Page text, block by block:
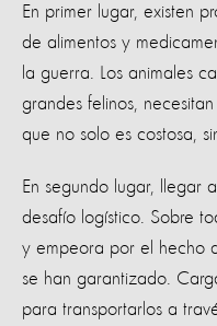
En primer lugar, existen
de alimentos y
la guerra. Los animales
grandes felinos,
que no solo es costosa,
En segundo lugar, llegar
desafío logístico. Sobre
y empeora por el hecho
se han garantizado.
para transportarlos a